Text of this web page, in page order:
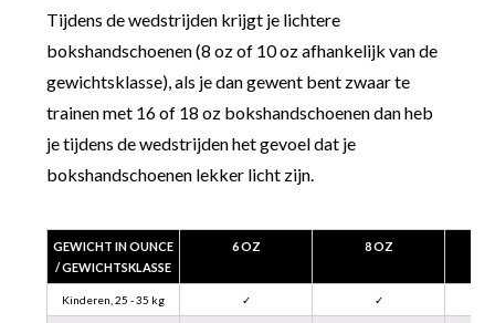
Tijdens de wedstrijden krijgt je lichtere
bokshandschoenen (8 oz of 10 oz afhankelijk van de
gewichtsklasse), als je dan gewent bent zwaar te
trainen met 16 of 18 oz bokshandschoenen dan heb
je tijdens de wedstrijden het gevoel dat je
bokshandschoenen lekker licht zijn.
GEWICHT IN OUNCE
/ GEWICHTSKLASSE
6 OZ 8 OZ
Kinderen, 25 - 35 kg ✓ ✓